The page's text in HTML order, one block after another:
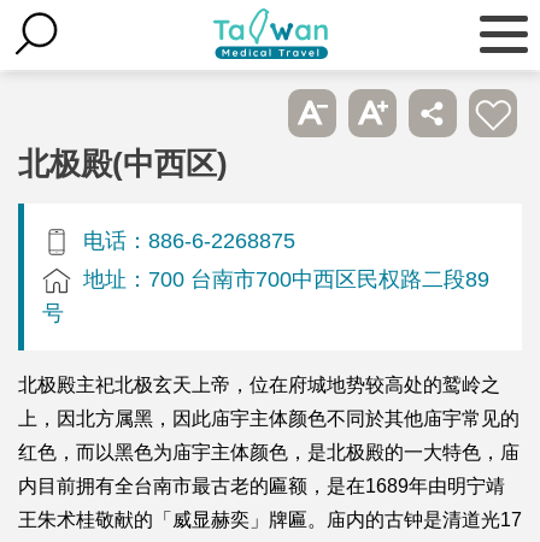
北极殿(中西区)
电话：886-6-2268875
地址：700 台南市700中西区民权路二段89
号
北极殿主祀北极玄天上帝，位在府城地势较高处的鹫岭之
上，因北方属黑，因此庙宇主体颜色不同於其他庙宇常见的
红色，而以黑色为庙宇主体颜色，是北极殿的一大特色，庙
内目前拥有全台南市最古老的匾额，是在1689年由明宁靖
王朱术桂敬献的「威显赫奕」牌匾。庙内的古钟是清道光17